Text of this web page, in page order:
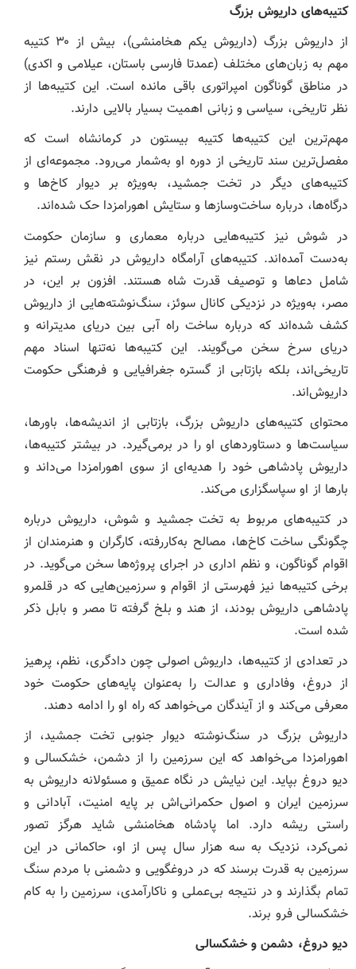
کتیبه‌های داریوش بزرگ
از داریوش بزرگ (داریوش یکم هخامنشی)، بیش از ۳۰ کتیبه
مهم به زبان‌های مختلف (عمدتا فارسی باستان، عیلامی و اکدی)
در مناطق گوناگون امپراتوری باقی مانده است. این کتیبه‌ها از
نظر تاریخی، سیاسی و زبانی اهمیت بسیار بالایی دارند.
مهم‌ترین این کتیبه‌ها کتیبه بیستون در کرمانشاه است که
مفصل‌ترین سند تاریخی از دوره او به‌شمار می‌رود. مجموعه‌ای از
کتیبه‌های دیگر در تخت جمشید، به‌ویژه بر دیوار کاخ‌ها و
درگاه‌ها، درباره ساخت‌وسازها و ستایش اهورامزدا حک شده‌اند.
در شوش نیز کتیبه‌هایی درباره معماری و سازمان حکومت
به‌دست آمده‌اند. کتیبه‌های آرامگاه داریوش در نقش رستم نیز
شامل دعاها و توصیف قدرت شاه هستند. افزون بر این، در
مصر، به‌ویژه در نزدیکی کانال سوئز، سنگ‌نوشته‌هایی از داریوش
کشف شده‌اند که درباره ساخت راه آبی بین دریای مدیترانه و
دریای سرخ سخن می‌گویند. این کتیبه‌ها نه‌تنها اسناد مهم
تاریخی‌اند، بلکه بازتابی از گستره جغرافیایی و فرهنگی حکومت
داریوش‌اند.
محتوای کتیبه‌های داریوش بزرگ، بازتابی از اندیشه‌ها، باورها،
سیاست‌ها و دستاوردهای او را در برمی‌گیرد. در بیشتر کتیبه‌ها،
داریوش پادشاهی خود را هدیه‌ای از سوی اهورامزدا می‌داند و
بارها از او سپاسگزاری می‌کند.
در کتیبه‌های مربوط به تخت جمشید و شوش، داریوش درباره
چگونگی ساخت کاخ‌ها، مصالح به‌کاررفته، کارگران و هنرمندان از
اقوام گوناگون، و نظم اداری در اجرای پروژه‌ها سخن می‌گوید. در
برخی کتیبه‌ها نیز فهرستی از اقوام و سرزمین‌هایی که در قلمرو
پادشاهی داریوش بودند، از هند و بلخ گرفته تا مصر و بابل ذکر
شده است.
در تعدادی از کتیبه‌ها، داریوش اصولی چون دادگری، نظم، پرهیز
از دروغ، وفاداری و عدالت را به‌عنوان پایه‌های حکومت خود
معرفی می‌کند و از آیندگان می‌خواهد که راه او را ادامه دهند.
داریوش بزرگ در سنگ‌نوشته دیوار جنوبی تخت جمشید، از
اهورامزدا می‌خواهد که این سرزمین را از دشمن، خشکسالی و
دیو دروغ بپاید. این نیایش در نگاه عمیق و مسئولانه داریوش به
سرزمین ایران و اصول حکمرانی‌اش بر پایه امنیت، آبادانی و
راستی ریشه دارد. اما پادشاه هخامنشی شاید هرگز تصور
نمی‌کرد، نزدیک به سه هزار سال پس از او، حاکمانی در این
سرزمین به قدرت برسند که در دروغگویی و دشمنی با مردم سنگ
تمام بگذارند و در نتیجه بی‌عملی و ناکارآمدی، سرزمین را به کام
خشکسالی فرو برند.
دیو دروغ، دشمن و خشکسالی